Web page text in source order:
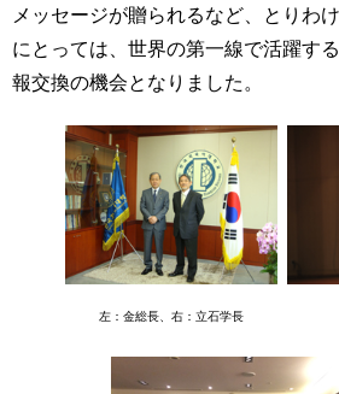
セ
ス
メッセージが贈られるなど、とりわ
にとっては、世界の第一線で活躍す
報交換の機会となりました。
左：金総長、右：立石学長